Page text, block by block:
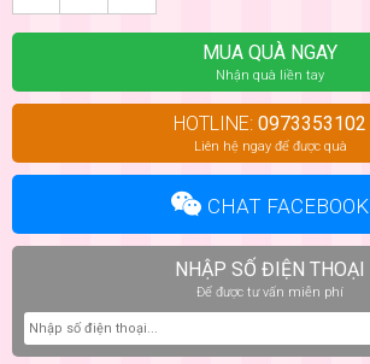
MUA QUÀ NGAY
Nhận quà liền tay
HOTLINE: 0973353102
Liên hệ ngay để được quà
CHAT FACEBOOK
NHẬP SỐ ĐIỆN THOẠI
Để được tư vấn miễn phí